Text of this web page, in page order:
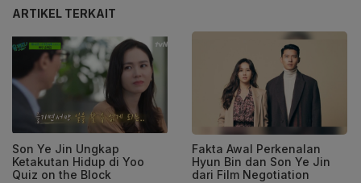
ARTIKEL TERKAIT
Son Ye Jin Ungkap
Ketakutan Hidup di Yoo
Quiz on the Block
Fakta Awal Perkenalan
Hyun Bin dan Son Ye Jin
dari Film Negotiation